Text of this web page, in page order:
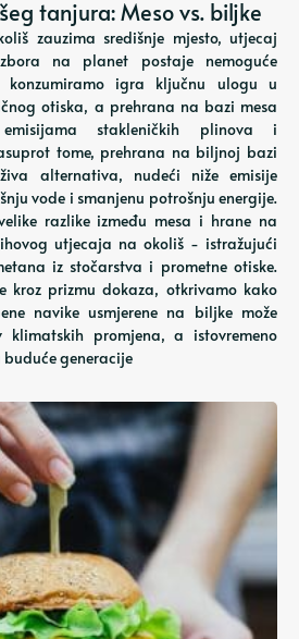
tanjura: Meso vs. biljke
zauzima središnje mjesto, utjecaj
na planet postaje nemoguće
igra ključnu ulogu u
otiska, a prehrana na bazi mesa
stakleničkih plinova i
tome, prehrana na biljnoj bazi
alternativa, nudeći niže emisije
vode i smanjenu potrošnju energije.
razlike između mesa i hrane na
utjecaja na okoliš - istražujući
iz stočarstva i prometne otiske.
kroz prizmu dokaza, otkrivamo kako
navike usmjerene na biljke može
promjena, a istovremeno
generacije